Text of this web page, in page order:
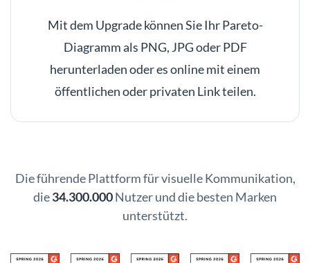
Mit dem Upgrade können Sie Ihr Pareto-
Diagramm als PNG, JPG oder PDF
herunterladen oder es online mit einem
öffentlichen oder privaten Link teilen.
Die führende Plattform für visuelle Kommunikation,
die34.300.000Nutzer und die besten Marken
unterstützt.